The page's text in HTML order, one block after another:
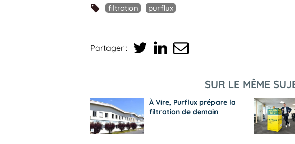
filtration purflux
Partager :
SUR LE MÊME
À Vire, Purflux prépare la
filtration de demain